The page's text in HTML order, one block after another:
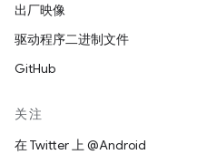
出厂映像
驱动程序二进制文件
GitHub
关注
在 Twitter 上 @Android